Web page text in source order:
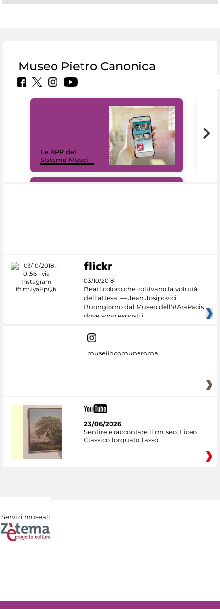
Museo Pietro Canonica
Le APP del
Sistema Musei
03/10/2018
Beati coloro che coltivano la voluttà
dell'attesa. — Jean Josipovici
Buongiorno dal Museo dell'#AraPacis
dove sono esposti i
museiincomuneroma
23/06/2026
Sentire e raccontare il museo: Liceo
Classico Torquato Tasso
Servizi museali